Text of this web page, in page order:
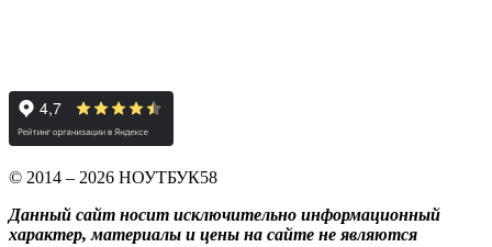
© 2014 – 2026 НОУТБУК58
Данный сайт носит исключительно информационный
характер, материалы и цены на сайте не являются